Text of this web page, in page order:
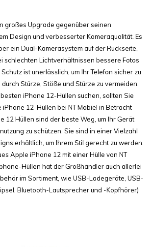
großes Upgrade gegenüber seinen
Design und verbesserter Kameraqualität. Es
ein Dual-Kamerasystem auf der Rückseite,
schlechten Lichtverhältnissen bessere Fotos
ist unerlässlich, um Ihr Telefon sicher zu
Stürze, Stöße und Stürze zu vermeiden.
iPhone 12-Hüllen suchen, sollten Sie
iPhone 12-Hüllen bei NT Mobiel in Betracht
12 Hüllen sind der beste Weg, um Ihr Gerät
zu schützen. Sie sind in einer Vielzahl
erhältlich, um Ihrem Stil gerecht zu werden.
Apple iPhone 12 mit einer Hülle von NT
Hüllen hat der Großhändler auch allerlei
im Sortiment, wie USB-Ladegeräte, USB-
Bluetooth-Lautsprecher und -Kopfhörer)